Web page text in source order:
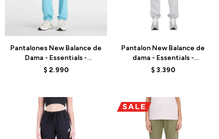
Pantalones New Balance de
Dama - Essentials -
WP41500AAY - SKY BLUE
$ 2.990
Pantalon New Balance de
dama - Essentials -
WP31530AG - GREY
$ 3.390